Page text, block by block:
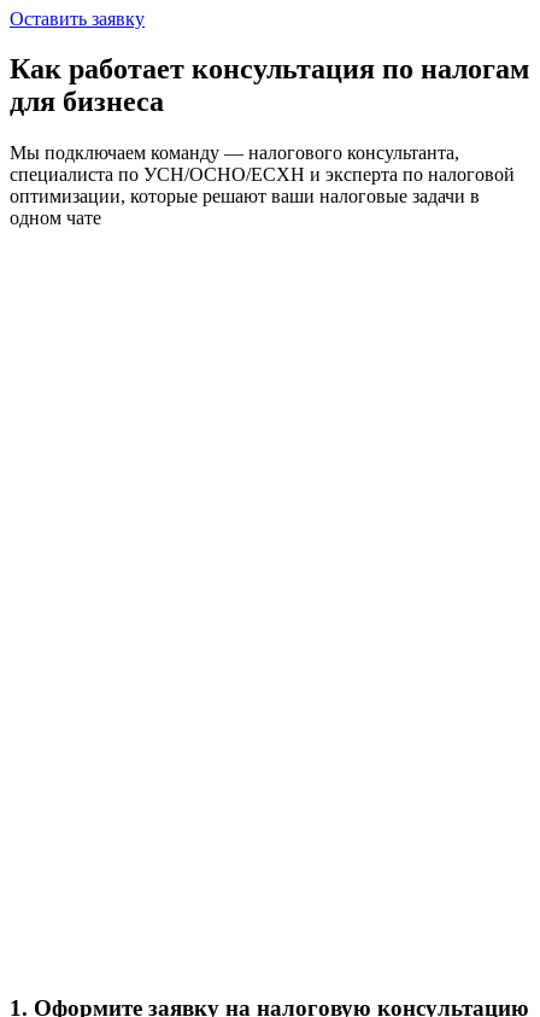
Оставить заявку
Как работает консультация по налогам
для бизнеса
Мы подключаем команду — налогового консультанта,
специалиста по УСН/ОСНО/ЕСХН и эксперта по налоговой
оптимизации, которые решают ваши налоговые задачи в
одном чате
1. Оформите заявку на налоговую консультацию